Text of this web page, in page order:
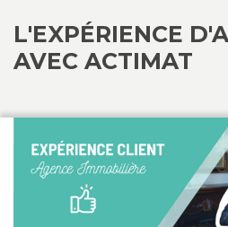
L'EXPÉRIENCE
AVEC ACTIMAT